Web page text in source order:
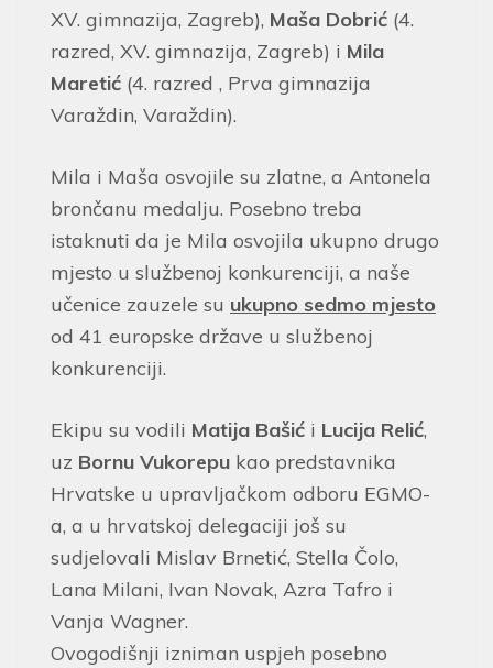
XV. gimnazija, Zagreb), Maša Dobrić (4.
razred, XV. gimnazija, Zagreb) i Mila
Maretić (4. razred , Prva gimnazija
Varaždin, Varaždin).
Mila i Maša osvojile su zlatne, a Antonela
brončanu medalju. Posebno treba
istaknuti da je Mila osvojila ukupno drugo
mjesto u službenoj konkurenciji, a naše
učenice zauzele su ukupno sedmo mjesto
od 41 europske države u službenoj
konkurenciji.
Ekipu su vodili Matija Bašić i Lucija Relić,
uz Bornu Vukorepu kao predstavnika
Hrvatske u upravljačkom odboru EGMO-
a, a u hrvatskoj delegaciji još su
sudjelovali Mislav Brnetić, Stella Čolo,
Lana Milani, Ivan Novak, Azra Tafro i
Vanja Wagner.
Ovogodišnji izniman uspjeh posebno